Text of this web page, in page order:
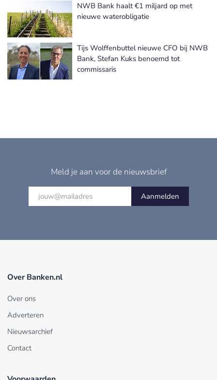
NWB Bank haalt €1 miljard op met
nieuwe waterobligatie
Tijs Wolffenbuttel nieuwe CFO bij NWB
Bank, Stefan Kuks benoemd tot
commissaris
Meld je aan voor de nieuwsbrief
Aanmelden
Over Banken.nl
Over ons
Adverteren
Nieuwsarchief
Contact